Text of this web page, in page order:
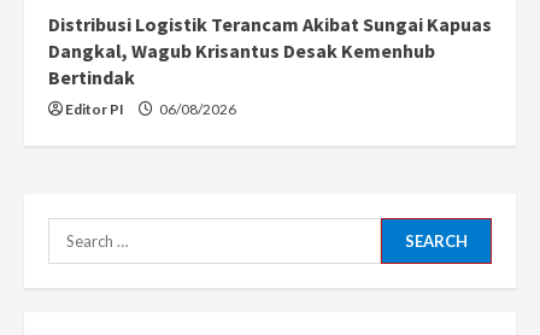
Distribusi Logistik Terancam Akibat Sungai Kapuas
Dangkal, Wagub Krisantus Desak Kemenhub
Bertindak
Editor PI 06/08/2026
Search
for: